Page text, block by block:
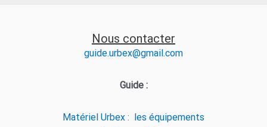
Nous contacter
guide.urbex@gmail.com
Guide :
Matériel Urbex : les équipements